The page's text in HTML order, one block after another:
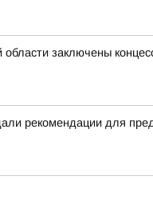
области заключены
рекомендации для